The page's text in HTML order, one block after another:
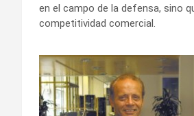
en el campo de la defensa, sino
competitividad comercial.